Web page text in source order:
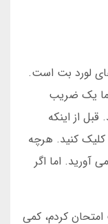
لورد بت است.
یک ضریب
از اینکه
کنید. هرچه
آورید. اما اگر
امتحان کردم، کمی